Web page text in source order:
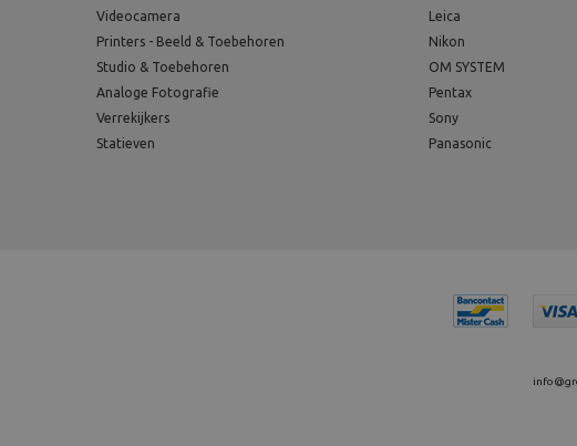
Videocamera
Printers - Beeld & Toebehoren
Studio & Toebehoren
Analoge Fotografie
Verrekijkers
Statieven
Leica
Nikon
OM SYSTEM
Pentax
Sony
Panasonic